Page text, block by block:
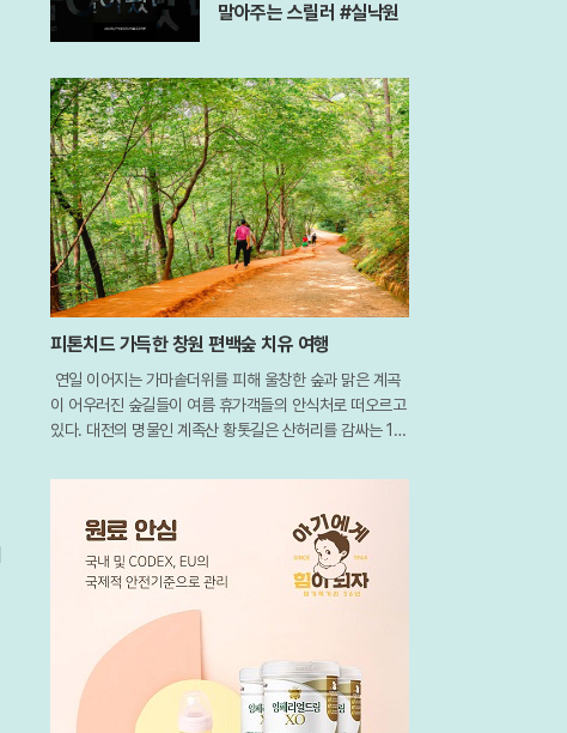
말아주는 스릴러 #실낙원
피톤치드 가득한 창원 편백숲 치유 여행
연일 이어지는 가마솥더위를 피해 울창한 숲과 맑은 계곡
이 어우러진 숲길들이 여름 휴가객들의 안식처로 떠오르고
있다. 대전의 명물인 계족산 황톳길은 산허리를 감싸는 14.
기의 성지다. 발끝으로 전해지는 황토의 시원한 촉감은 체